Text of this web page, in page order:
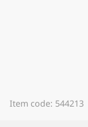
Item code: 544213